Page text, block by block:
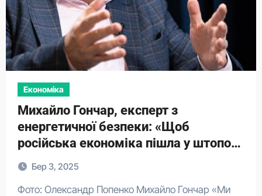
Економіка
​Михайло Гончар, експерт з
енергетичної безпеки: «Щоб
російська економіка пішла у штопор,
ціна на нафту має бути $50 за
барель»
Бер 3, 2025
Фото: Олександр Попенко Михайло Гончар «Ми